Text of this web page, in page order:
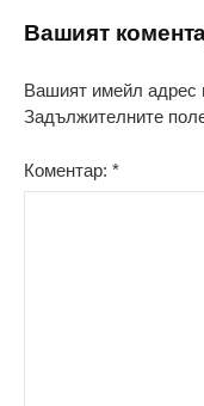
Вашият
Вашият имейл адрес
Задължителните
Коментар: *